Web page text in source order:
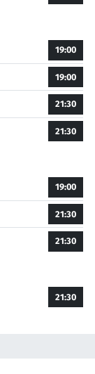
19:00
19:00
21:30
21:30
19:00
21:30
21:30
21:30